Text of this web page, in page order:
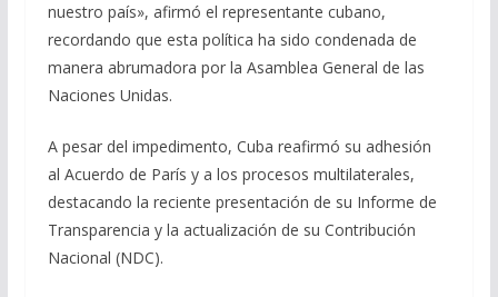
nuestro país», afirmó el representante cubano,
recordando que esta política ha sido condenada de
manera abrumadora por la Asamblea General de las
Naciones Unidas.
A pesar del impedimento, Cuba reafirmó su adhesión
al Acuerdo de París y a los procesos multilaterales,
destacando la reciente presentación de su Informe de
Transparencia y la actualización de su Contribución
Nacional (NDC).